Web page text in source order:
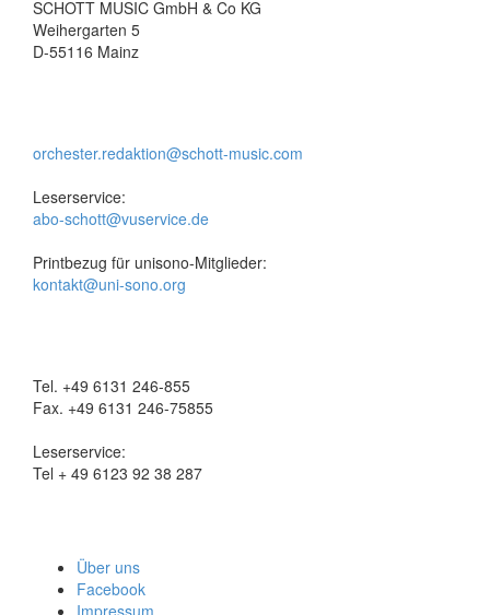
SCHOTT MUSIC GmbH & Co KG
Weihergarten 5
D-55116 Mainz
orchester.redaktion@schott-music.com
Leserservice:
abo-schott@vuservice.de
Printbezug für unisono-Mitglieder:
kontakt@uni-sono.org
Tel. +49 6131 246-855
Fax. +49 6131 246-75855
Leserservice:
Tel + 49 6123 92 38 287
Über uns
Facebook
Impressum